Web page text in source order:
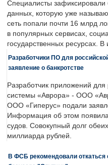
Специалисты зафиксировали
данных, которую уже
сеть попали почти 16 млрд
в популярных сервисах,
государственных ресурсах.
Разработчики ПО для
заявление о банкротстве
Разработчик приложений
системы «Аврора» - ООО
ООО «Гиперус» подали
Информация об этом
судов. Совокупный долг
миллиарда рублей.
В ФСБ рекомендовали откаться